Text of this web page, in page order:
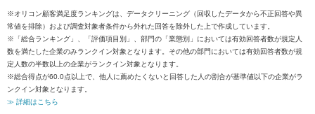
※オリコン顧客満足度ランキングは、データクリーニング（回収したデータから不正回答や異
常値を排除）および調査対象者条件から外れた回答を除外した上で作成しています。
※「総合ランキング」、「評価項目別」、部門の「業態別」においては有効回答者数が規定人
数を満たした企業のみランクイン対象となります。その他の部門においては有効回答者数が規
定人数の半数以上の企業がランクイン対象となります。
※総合得点が60.0点以上で、他人に薦めたくないと回答した人の割合が基準値以下の企業がラ
ンクイン対象となります。
≫ 詳細はこちら